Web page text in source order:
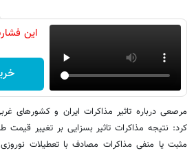
این
مرصعی درباره تاثیر مذاکرات ایران و کشورهای
کرد: نتیجه مذاکرات تاثیر بسزایی بر تغییر قیمت
مثبت یا منفی مذاکرات مصادف با تعطیلات